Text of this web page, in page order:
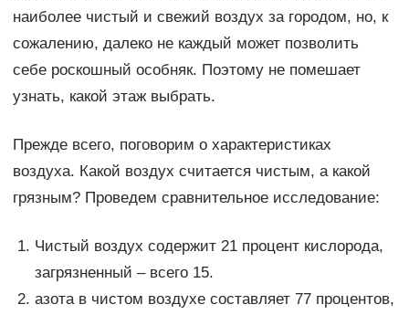
наиболее чистый и свежий воздух за городом, но, к
сожалению, далеко не каждый может позволить
себе роскошный особняк. Поэтому не помешает
узнать, какой этаж выбрать.
Прежде всего, поговорим о характеристиках
воздуха. Какой воздух считается чистым, а какой
грязным? Проведем сравнительное исследование:
Чистый воздух содержит 21 процент кислорода,
загрязненный – всего 15.
азота в чистом воздухе составляет 77 процентов,